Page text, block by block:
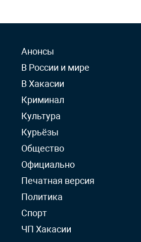
Анонсы
В России и мире
В Хакасии
Криминал
Культура
Курьёзы
Общество
Официально
Печатная версия
Политика
Спорт
ЧП Хакасии